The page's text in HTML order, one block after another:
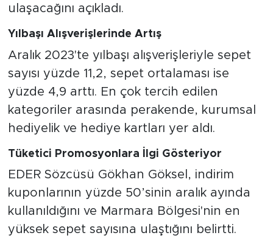
ulaşacağını açıkladı.
Yılbaşı Alışverişlerinde Artış
Aralık 2023'te yılbaşı alışverişleriyle sepet
sayısı yüzde 11,2, sepet ortalaması ise
yüzde 4,9 arttı. En çok tercih edilen
kategoriler arasında perakende, kurumsal
hediyelik ve hediye kartları yer aldı.
Tüketici Promosyonlara İlgi Gösteriyor
EDER Sözcüsü Gökhan Göksel, indirim
kuponlarının yüzde 50’sinin aralık ayında
kullanıldığını ve Marmara Bölgesi'nin en
yüksek sepet sayısına ulaştığını belirtti.